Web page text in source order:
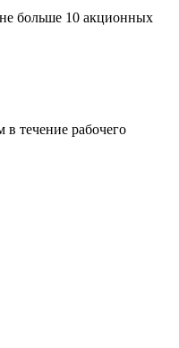
не больше 10 акционных
течение рабочего